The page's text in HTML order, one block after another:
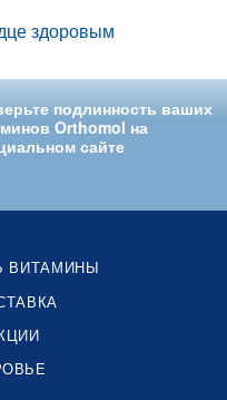
здоровым
подлинность ваших
Orthomol на
сайте
ВИТАМИНЫ